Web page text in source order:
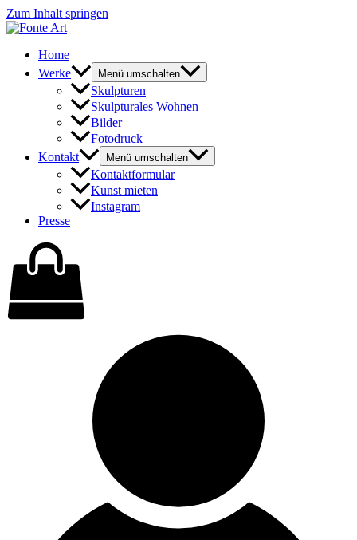
Zum Inhalt springen
Home
Werke
Menü umschalten
Skulpturen
Skulpturales Wohnen
Bilder
Fotodruck
Kontakt
Menü umschalten
Kontaktformular
Kunst mieten
Instagram
Presse